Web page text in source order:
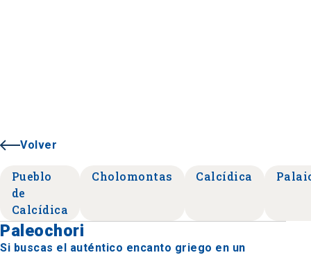
Volver
Pueblo
de
Calcídica
Cholomontas Calcídica
Paleochori
Si buscas el auténtico encanto griego en un